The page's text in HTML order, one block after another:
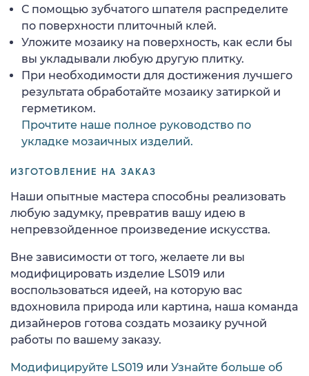
С помощью зубчатого шпателя распределите
по поверхности плиточный клей.
Уложите мозаику на поверхность, как если бы
вы укладывали любую другую плитку.
При необходимости для достижения лучшего
результата обработайте мозаику затиркой и
герметиком.
Прочтите наше полное руководство по
укладке мозаичных изделий.
ИЗГОТОВЛЕНИЕ НА ЗАКАЗ
Наши опытные мастера способны реализовать
любую задумку, превратив вашу идею в
непревзойденное произведение искусства.
Вне зависимости от того, желаете ли вы
модифицировать изделие LS019 или
воспользоваться идеей, на которую вас
вдохновила природа или картина, наша команда
дизайнеров готова создать мозаику ручной
работы по вашему заказу.
Модифицируйте LS019 или Узнайте больше об